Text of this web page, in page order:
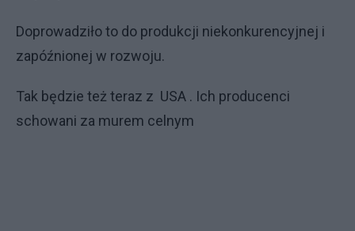
Doprowadziło to do produkcji niekonkurencyjnej i
zapóźnionej w rozwoju.
Tak będzie też teraz z USA . Ich producenci
schowani za murem celnym